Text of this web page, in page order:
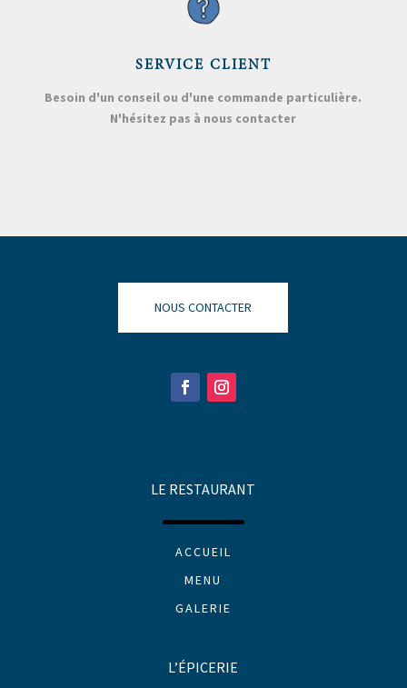
SERVICE CLIENT
Besoin d'un conseil ou d'une commande particulière.
N'hésitez pas à nous contacter
NOUS CONTACTER
LE RESTAURANT
ACCUEIL
MENU
GALERIE
L’ÉPICERIE